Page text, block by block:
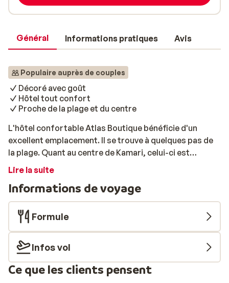
Général Informations pratiques Avis
Populaire auprès de couples
Décoré avec goût
Hôtel tout confort
Proche de la plage et du centre
L'hôtel confortable Atlas Boutique bénéficie d'un
excellent emplacement. Il se trouve à quelques pas de
la plage. Quant au centre de Kamari, celui-ci est
accessible en cinq minutes de marche environ. Les
dans un style moderne. Le blanc est la couleur
majoritaire, à l'exception de la tête de lit qui est
colorée. Les touches de blanc se retrouvent jusque sur
les transats, en bord de piscine. Sirotez ensuite un
cocktail au bar de la piscine!
Lire la suite
Informations de voyage
Formule
Infos vol
Ce que les clients pensent